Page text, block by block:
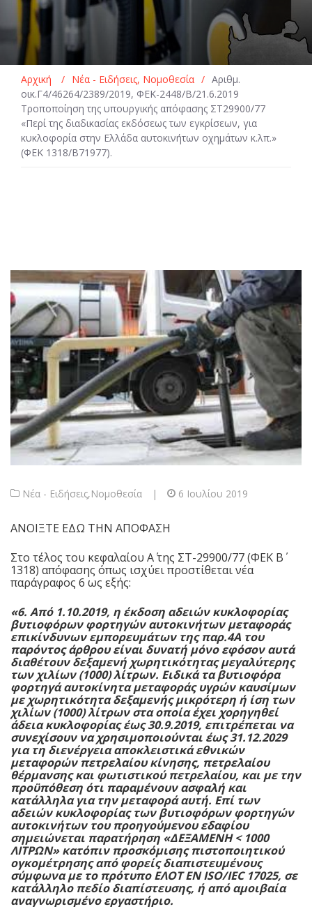
Αρχική / Νέα - Ειδήσεις, Νομοθεσία / Αριθμ.
οικ.Γ4/46264/2389/2019, ΦΕΚ-2448/Β/21.6.2019
Τροποποίηση της υπουργικής απόφασης ΣΤ29900/77
«Περί της διαδικασίας εκδόσεως των εγκρίσεων, για
κυκλοφορία στην Ελλάδα αυτοκινήτων οχημάτων κ.λπ.»
(ΦΕΚ 1318/Β71977).
Νέα - Ειδήσεις,Νομοθεσία | 6 Ιουλίου 2019
ΑΝΟΙΞΤΕ ΕΔΩ ΤΗΝ ΑΠΟΦΑΣΗ
Στο τέλος του κεφαλαίου Α΄ της ΣΤ-29900/77 (ΦΕΚ Β΄
1318) απόφασης όπως ισχύει προστίθεται νέα
παράγραφος 6 ως εξής:
«6. Από 1.10.2019, η έκδοση αδειών κυκλοφορίας
βυτιοφόρων φορτηγών αυτοκινήτων μεταφοράς
επικίνδυνων εμπορευμάτων της παρ.4Α του
παρόντος άρθρου είναι δυνατή μόνο εφόσον αυτά
διαθέτουν δεξαμενή χωρητικότητας μεγαλύτερης
των χιλίων (1000) λίτρων. Ειδικά τα βυτιοφόρα
φορτηγά αυτοκίνητα μεταφοράς υγρών καυσίμων
με χωρητικότητα δεξαμενής μικρότερη ή ίση των
χιλίων (1000) λίτρων στα οποία έχει χορηγηθεί
άδεια κυκλοφορίας έως 30.9.2019, επιτρέπεται να
συνεχίσουν να χρησιμοποιούνται έως 31.12.2029
για τη διενέργεια αποκλειστικά εθνικών
μεταφορών πετρελαίου κίνησης, πετρελαίου
θέρμανσης και φωτιστικού πετρελαίου, και με την
προϋπόθεση ότι παραμένουν ασφαλή και
κατάλληλα για την μεταφορά αυτή. Επί των
αδειών κυκλοφορίας των βυτιοφόρων φορτηγών
αυτοκινήτων του προηγούμενου εδαφίου
σημειώνεται παρατήρηση «ΔΕΞΑΜΕΝΗ < 1000
ΛΙΤΡΩΝ» κατόπιν προσκόμισης πιστοποιητικού
ογκομέτρησης από φορείς διαπιστευμένους
σύμφωνα με το πρότυπο ΕΛΟΤ EN ISO/IEC 17025, σε
κατάλληλο πεδίο διαπίστευσης, ή από αμοιβαία
αναγνωρισμένο εργαστήριο.